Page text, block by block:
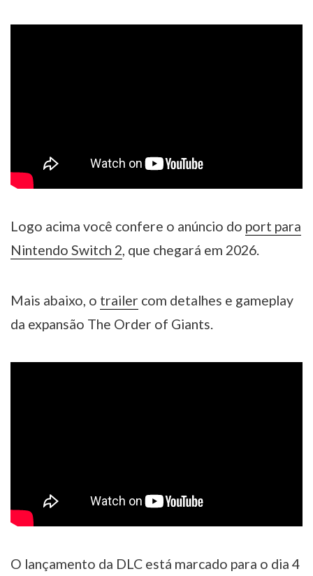
Logo acima você confere o anúncio do port para
Nintendo Switch 2, que chegará em 2026.
Mais abaixo, o trailer com detalhes e gameplay
da expansão The Order of Giants.
O lançamento da DLC está marcado para o dia 4